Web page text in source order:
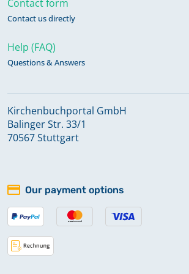
Beerdigungen 1809-1814
Contact form
Contact us directly
Help (FAQ)
Questions & Answers
Kirchenbuchportal GmbH
Balinger Str. 33/1
70567 Stuttgart
Our payment options